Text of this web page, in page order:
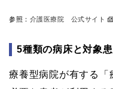
参照： 介護医療院 公式サイト
5種類の病床と対象
療養型病院が有する